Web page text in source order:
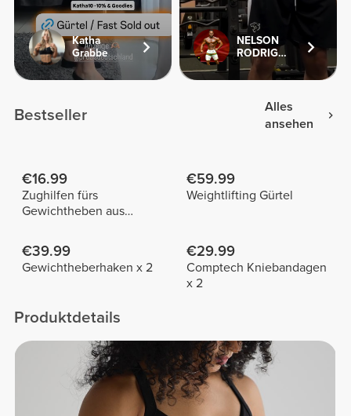
Katha
Grabbe
NELSON
RODRIGUES
Bestseller
Alles
ansehen
€16.99
Zughilfen fürs
Gewichtheben aus
€59.99
Weightlifting Gürtel
€39.99
Gewichtheberhaken x 2
€29.99
Comptech Kniebandagen
x 2
Produktdetails